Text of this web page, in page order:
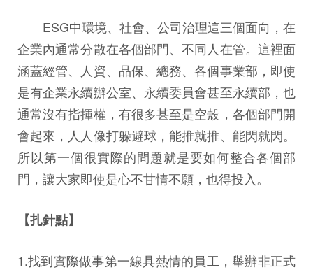
ESG中環境、社會、公司治理這三個面向，在
企業內通常分散在各個部門、不同人在管。這裡面
涵蓋經管、人資、品保、總務、各個事業部，即使
是有企業永續辦公室、永續委員會甚至永續部，也
通常沒有指揮權，有很多甚至是空殼，各個部門開
會起來，人人像打躲避球，能推就推、能閃就閃。
所以第一個很實際的問題就是要如何整合各個部
門，讓大家即使是心不甘情不願，也得投入。
【扎針點】
1.找到實際做事第一線具熱情的員工，舉辦非正式